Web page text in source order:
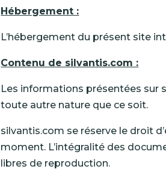
Hébergement :
L’hébergement du présent site
Contenu de silvantis.com :
Les informations présentées
toute autre nature que ce soit.
silvantis.com se réserve le droit
moment. L’intégralité des
libres de reproduction.